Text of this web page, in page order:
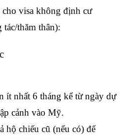
visa không định cư
thăm thân):
ít nhất 6 tháng kể từ ngày dự
cảnh vào Mỹ.
hộ chiếu cũ (nếu có) để